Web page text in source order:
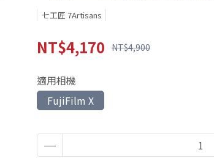
七工匠 7Artisans
NT$4,170 NT$4,900
適用相機
FujiFilm X